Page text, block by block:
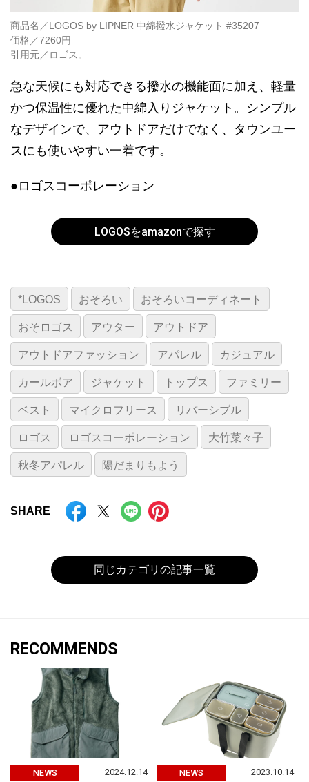
商品名／LOGOS by LIPNER 中綿撥水ジャケット #35207
価格／7260円
引用元／ロゴス。
急な天候にも対応できる撥水の機能面に加え、軽量
かつ保温性に優れた中綿入りジャケット。シンプル
なデザインで、アウトドアだけでなく、タウンユー
スにも使いやすい一着です。
●ロゴスコーポレーション
LOGOSをamazonで探す
*LOGOS おそろい おそろいコーディネート
おそロゴス アウター アウトドア
アウトドアファッション アパレル カジュアル
カールボア ジャケット トップス ファミリー
ベスト マイクロフリース リバーシブル
ロゴス ロゴスコーポレーション 大竹菜々子
秋冬アパレル 陽だまりもよう
SHARE
同じカテゴリの記事一覧
RECOMMENDS
NEWS 2024.12.14 NEWS 2023.10.14